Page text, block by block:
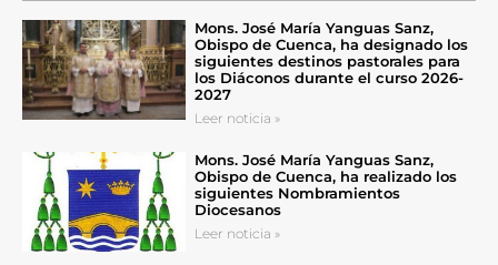
Mons. José María Yanguas Sanz,
Obispo de Cuenca, ha designado los
siguientes destinos pastorales para
los Diáconos durante el curso 2026-
2027
Leer noticia »
Mons. José María Yanguas Sanz,
Obispo de Cuenca, ha realizado los
siguientes Nombramientos
Diocesanos
Leer noticia »